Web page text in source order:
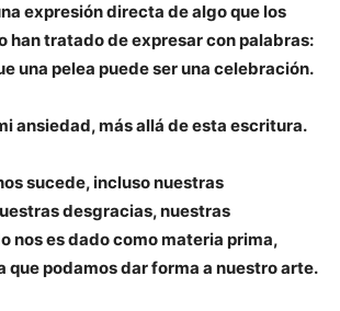
expresión directa de algo que los
han tratado de expresar con palabras:
una pelea puede ser una celebración.
ansiedad, más allá de esta escritura.
sucede, incluso nuestras
desgracias, nuestras
nos es dado como materia prima,
que podamos dar forma a nuestro arte.